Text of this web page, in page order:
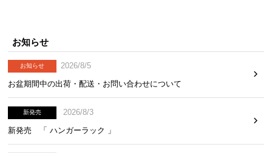
お知らせ
お知らせ
2026/8/5
お盆期間中の出荷・配送・お問い合わせについて
新発売
2026/8/3
新発売 「 ハンガーラック 」